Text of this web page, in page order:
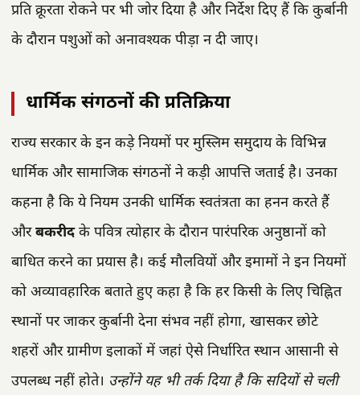
प्रति क्रूरता रोकने पर भी जोर दिया है और निर्देश दिए हैं कि कुर्बानी
के दौरान पशुओं को अनावश्यक पीड़ा न दी जाए।
धार्मिक संगठनों की प्रतिक्रिया
राज्य सरकार के इन कड़े नियमों पर मुस्लिम समुदाय के विभिन्न
धार्मिक और सामाजिक संगठनों ने कड़ी आपत्ति जताई है। उनका
कहना है कि ये नियम उनकी धार्मिक स्वतंत्रता का हनन करते हैं
औरबकरीदके पवित्र त्योहार के दौरान पारंपरिक अनुष्ठानों को
बाधित करने का प्रयास है। कई मौलवियों और इमामों ने इन नियमों
को अव्यावहारिक बताते हुए कहा है कि हर किसी के लिए चिह्नित
स्थानों पर जाकर कुर्बानी देना संभव नहीं होगा, खासकर छोटे
शहरों और ग्रामीण इलाकों में जहां ऐसे निर्धारित स्थान आसानी से
उपलब्ध नहीं होते। उन्होंने यह भी तर्क दिया है कि सदियों से चली